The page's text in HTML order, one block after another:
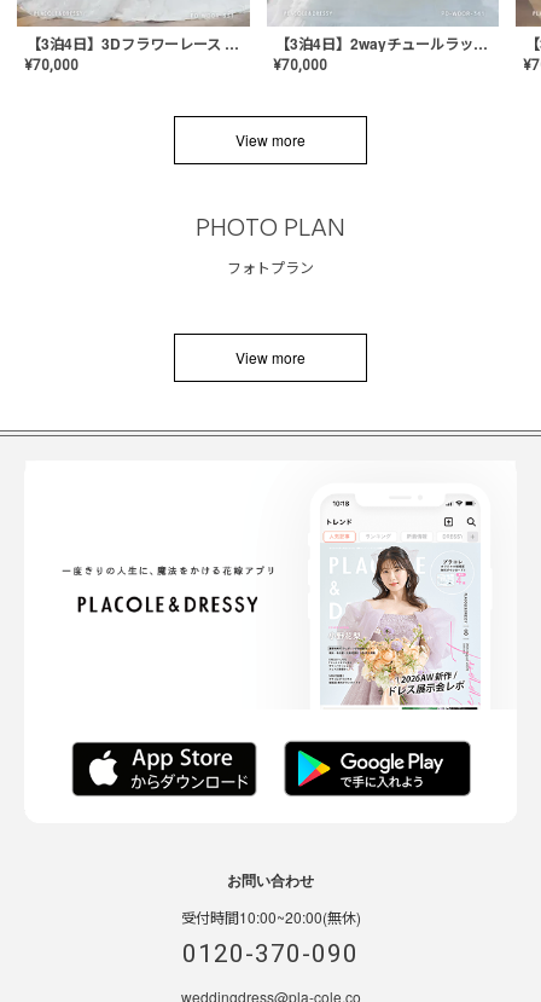
【3泊4日】3Dフラワーレース ドレス〈PD-WDOR-331〉
¥70,000
【3泊4日】2wayチュールラッフルドレス〈PD-WDOR-341RTL〉
¥70,000 ¥
View more
PHOTO PLAN
フォトプラン
View more
お問い合わせ
受付時間10:00~20:00(無休)
0120-370-090
weddingdress@pla-cole.co